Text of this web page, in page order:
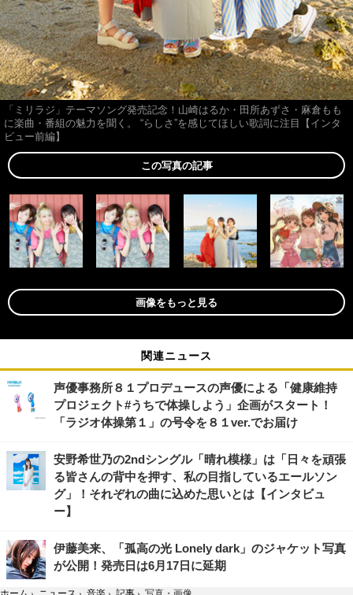
「ミリラジ」テーマソング発売記念！山崎はるか・田所あずさ・麻倉もも
に楽曲・番組の魅力を聞く。 “らしさ”を感じてほしい歌詞に注目【インタ
ビュー前編】
この写真の記事
画像をもっと見る
関連ニュース
声優事務所８１プロデュースの声優による「健康維持
プロジェクト#うちで体操しよう」企画がスタート！
「ラジオ体操第１」の号令を８１ver.でお届け
安野希世乃の2ndシングル「晴れ模様」は「日々を頑張
る皆さんの背中を押す、私の目指しているエールソン
グ」！それぞれの曲に込めた思いとは【インタビュ
ー】
伊藤美来、「孤高の光 Lonely dark」のジャケット写真
が公開！発売日は6月17日に延期
ホーム › ニュース › 音楽 › 記事 ›